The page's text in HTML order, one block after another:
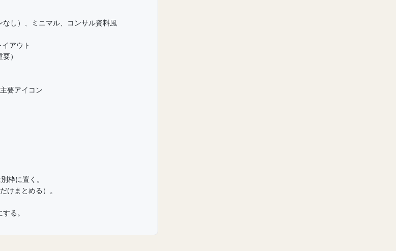
し）、ミニマル、コンサル資料風
アウト
）
要アイコン
枠に置く。
けまとめる）。
る。